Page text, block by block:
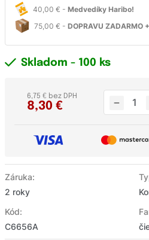
40,00 € - Medvedíky Haribo!
75,00 € - DOPRAVU ZADARMO
Záruka:
2 roky
Kód:
C6656A
Skladom - 100 ks
8,30 €
6,75 € bez DPH